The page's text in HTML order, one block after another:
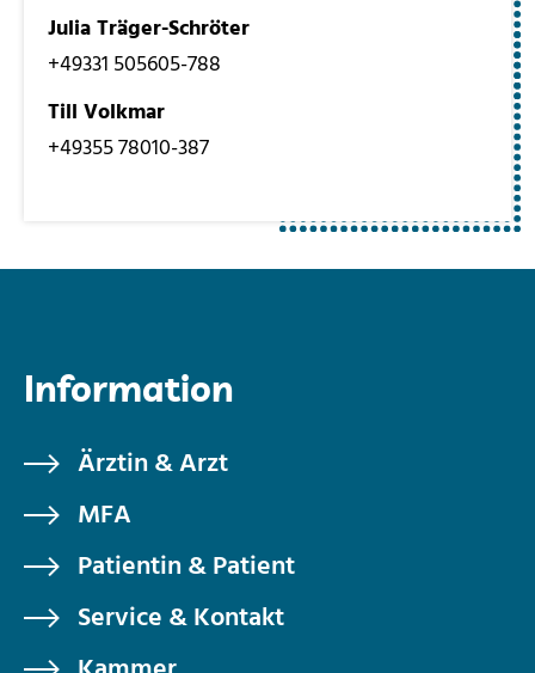
Julia Träger-Schröter
+49331 505605-788
Till Volkmar
+49355 78010-387
Information
Ärztin & Arzt
MFA
Patientin & Patient
Service & Kontakt